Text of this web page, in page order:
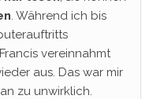
. Während ich bis
vereinnahmt
aus. Das war mir
zu unwirklich.